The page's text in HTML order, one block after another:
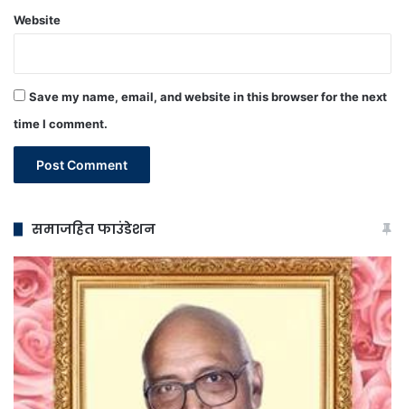
Website
Save my name, email, and website in this browser for the next
time I comment.
समाजहित फाउंडेशन